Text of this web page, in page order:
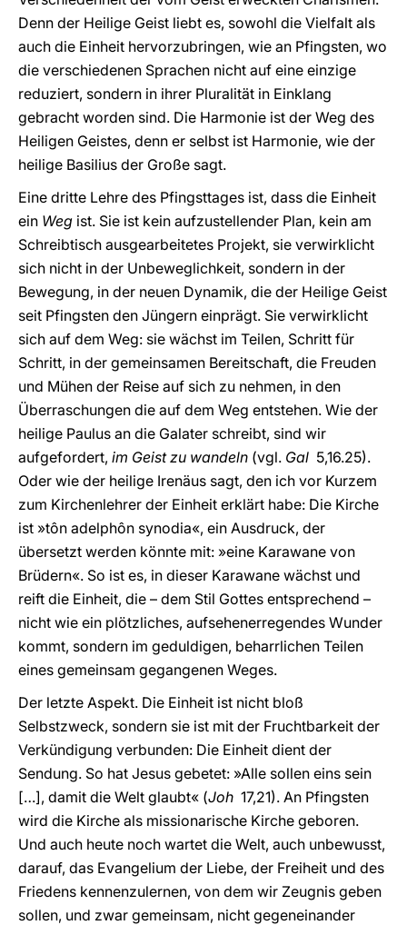
Denn der Heilige Geist liebt es, sowohl die Vielfalt als
auch die Einheit hervorzubringen, wie an Pfingsten, wo
die verschiedenen Sprachen nicht auf eine einzige
reduziert, sondern in ihrer Pluralität in Einklang
gebracht worden sind. Die Harmonie ist der Weg des
Heiligen Geistes, denn er selbst ist Harmonie, wie der
heilige Basilius der Große sagt.
Eine dritte Lehre des Pfingsttages ist, dass die Einheit
ein Weg ist. Sie ist kein aufzustellender Plan, kein am
Schreibtisch ausgearbeitetes Projekt, sie verwirklicht
sich nicht in der Unbeweglichkeit, sondern in der
Bewegung, in der neuen Dynamik, die der Heilige Geist
seit Pfingsten den Jüngern einprägt. Sie verwirklicht
sich auf dem Weg: sie wächst im Teilen, Schritt für
Schritt, in der gemeinsamen Bereitschaft, die Freuden
und Mühen der Reise auf sich zu nehmen, in den
Überraschungen die auf dem Weg entstehen. Wie der
heilige Paulus an die Galater schreibt, sind wir
aufgefordert, im Geist zu wandeln (vgl. Gal 5,16.25).
Oder wie der heilige Irenäus sagt, den ich vor Kurzem
zum Kirchenlehrer der Einheit erklärt habe: Die Kirche
ist »tôn adelphôn synodia«, ein Ausdruck, der
übersetzt werden könnte mit: »eine Karawane von
Brüdern«. So ist es, in dieser Karawane wächst und
reift die Einheit, die – dem Stil Gottes entsprechend –
nicht wie ein plötzliches, aufsehenerregendes Wunder
kommt, sondern im geduldigen, beharrlichen Teilen
eines gemeinsam gegangenen Weges.
Der letzte Aspekt. Die Einheit ist nicht bloß
Selbstzweck, sondern sie ist mit der Fruchtbarkeit der
Verkündigung verbunden: Die Einheit dient der
Sendung. So hat Jesus gebetet: »Alle sollen eins sein
[…], damit die Welt glaubt« (Joh 17,21). An Pfingsten
wird die Kirche als missionarische Kirche geboren.
Und auch heute noch wartet die Welt, auch unbewusst,
darauf, das Evangelium der Liebe, der Freiheit und des
Friedens kennenzulernen, von dem wir Zeugnis geben
sollen, und zwar gemeinsam, nicht gegeneinander